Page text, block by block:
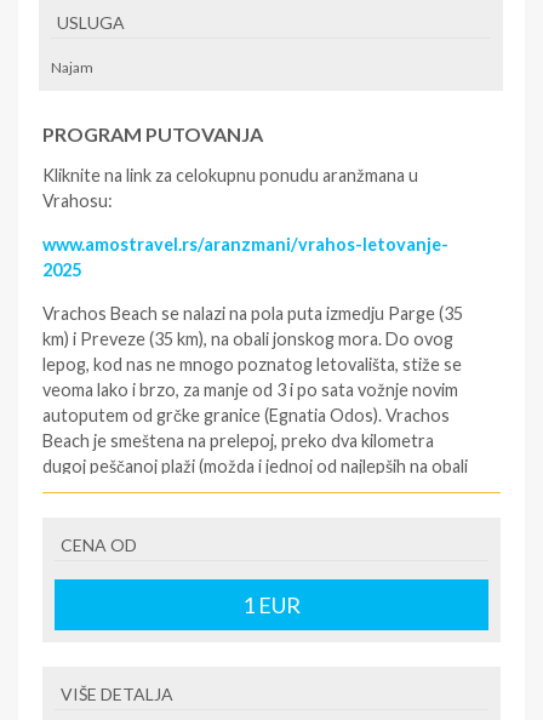
USLUGA
Najam
PROGRAM PUTOVANJA
Kliknite na link za celokupnu ponudu aranžmana u
Vrahosu:
www.amostravel.rs/aranzmani/vrahos-letovanje-
2025
Vrachos Beach se nalazi na pola puta izmedju Parge (35
km) i Preveze (35 km), na obali jonskog mora. Do ovog
lepog, kod nas ne mnogo poznatog letovališta, stiže se
veoma lako i brzo, za manje od 3 i po sata vožnje novim
autoputem od grčke granice (Egnatia Odos). Vrachos
Beach je smeštena na prelepoj, preko dva kilometra
dugoj peščanoj plaži (možda i jednoj od najlepših na obali
jonskog mora) sa tirkizno plavim morem. Pored lepog
odličnih ribljih taverni i restorana. Letovalište predstavlja
medju Grcima i Italijanima i vrlo često predstavlja izbor za
kupanje čak i gostima iz obližnjih mesta. Blizina Parge i
izlete na Krf, Paksi, Itaku… Ukoliko se odlučite da Vaš
CENA OD
1 EUR
VIŠE DETALJA